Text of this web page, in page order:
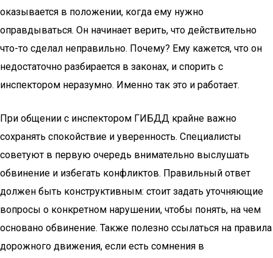
оказывается в положении, когда ему нужно
оправдываться. Он начинает верить, что действительно
что-то сделал неправильно. Почему? Ему кажется, что он
недостаточно разбирается в законах, и спорить с
инспектором неразумно. Именно так это и работает.
При общении с инспектором ГИБДД крайне важно
сохранять спокойствие и уверенность. Специалисты
советуют в первую очередь внимательно выслушать
обвинение и избегать конфликтов. Правильный ответ
должен быть конструктивным: стоит задать уточняющие
вопросы о конкретном нарушении, чтобы понять, на чем
основано обвинение. Также полезно ссылаться на правила
дорожного движения, если есть сомнения в